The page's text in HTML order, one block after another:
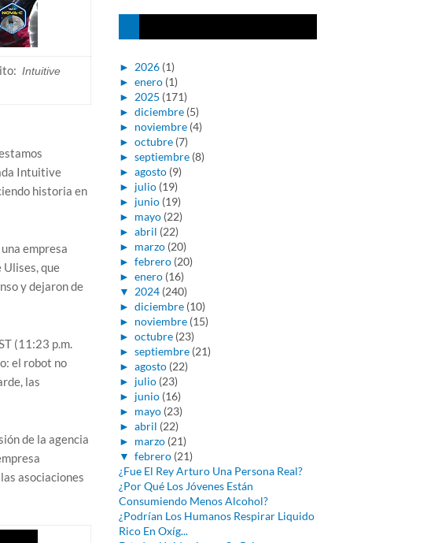
Intuitive
Intuitive
historia en
empresa
Ulises, que
y dejaron de
(11:23 p.m.
el robot no
las
de la agencia
asociaciones
► 2026 (1)
► enero (1)
► 2025 (171)
► diciembre (5)
► noviembre (4)
► octubre (7)
► septiembre (8)
► agosto (9)
► julio (19)
► junio (19)
► mayo (22)
► abril (22)
► marzo (20)
► febrero (20)
► enero (16)
▼ 2024 (240)
► diciembre (10)
► noviembre (15)
► octubre (23)
► septiembre (21)
► agosto (22)
► julio (23)
► junio (16)
► mayo (23)
► abril (22)
► marzo (21)
▼ febrero (21)
¿Fue El Rey Arturo Una Persona Real?
¿Por Qué Los Jóvenes Están
Consumiendo Menos Alcohol?
¿Podrían Los Humanos Respirar Liquido
Rico En Oxíg...